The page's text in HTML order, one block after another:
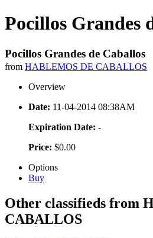
Pocillos Grandes
Pocillos Grandes de Caballos
from HABLEMOS DE CABALLOS
Overview
Date: 11-04-2014 08:38AM
Expiration Date: -
Price: $0.00
Options
Buy
Other classifieds from
CABALLOS